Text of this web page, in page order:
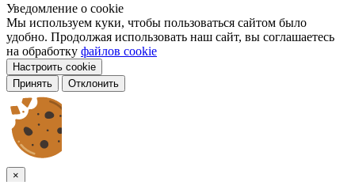
Уведомление о cookie
Мы используем куки, чтобы пользоваться сайтом было
удобно. Продолжая использовать наш сайт, вы соглашаетесь
на обработку файлов cookie
Настроить cookie
Принять
Отклонить
×